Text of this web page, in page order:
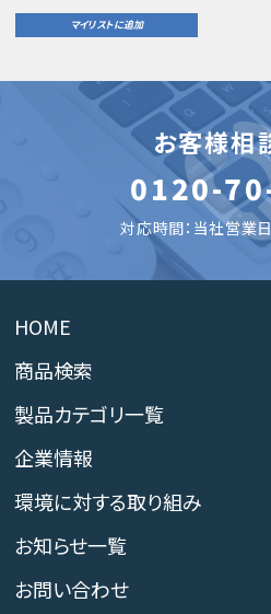
マイリストに追加
お客様相
0120-
対応時間：当社営業
HOME
商品検索
製品カテゴリ一覧
企業情報
環境に対する取り組み
お知らせ一覧
お問い合わせ